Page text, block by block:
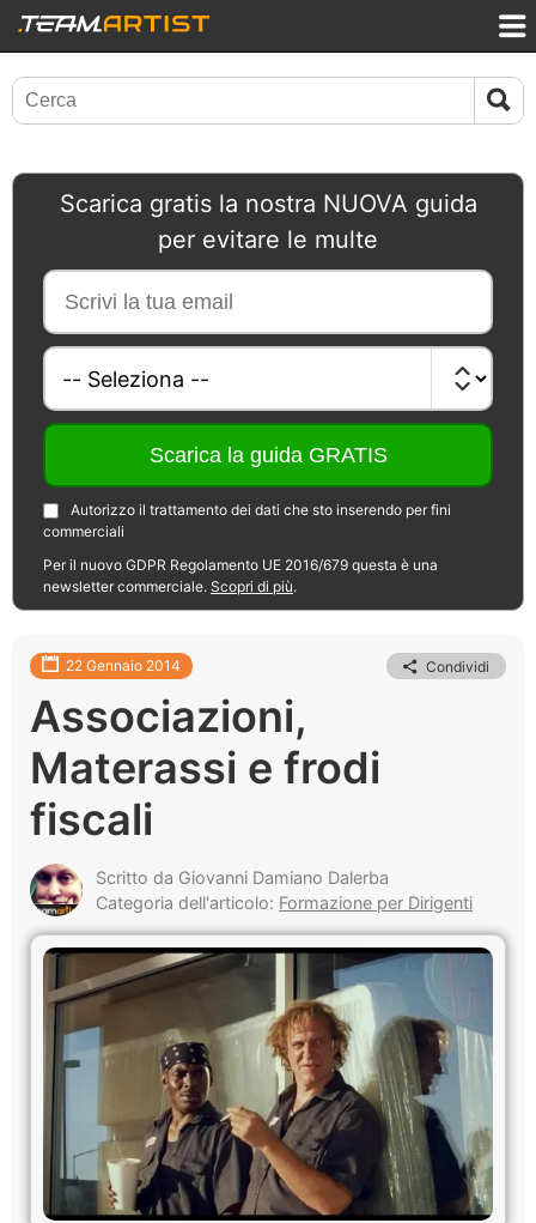
Scarica gratis la nostra NUOVA guida
per evitare le multe
Autorizzo il trattamento dei dati che sto inserendo per fini
commerciali
Per il nuovo GDPR Regolamento UE 2016/679 questa è una
newsletter commerciale. Scopri di più.
22 Gennaio 2014 Condividi
Associazioni,
Materassi e frodi
fiscali
Scritto da Giovanni Damiano Dalerba
Categoria dell'articolo: Formazione per Dirigenti